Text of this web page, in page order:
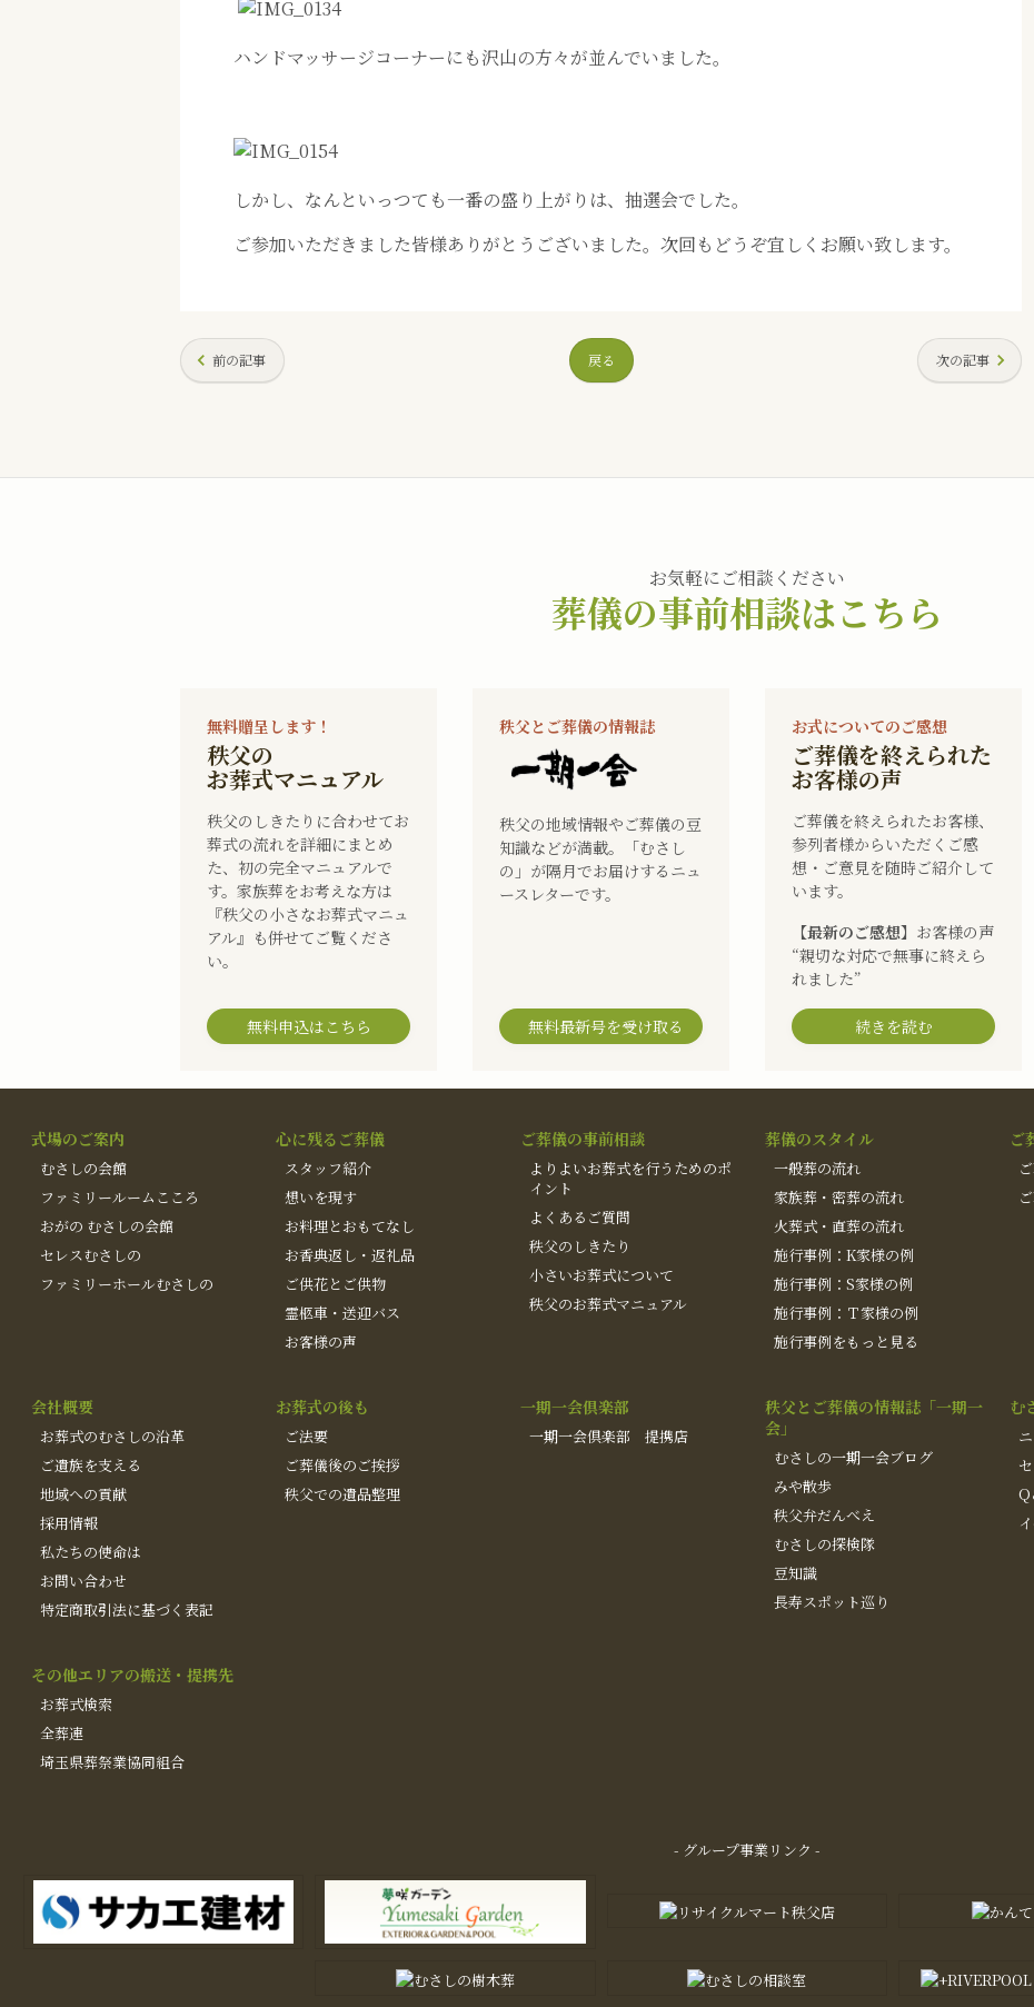
ハンドマッサージコーナーにも沢山の方々が並んでいました。
しかし、なんといっつても一番の盛り上がりは、抽選会でした。
ご参加いただきました皆様ありがとうございました。次回もどうぞ宜しくお願い致します。
前の記事 戻る 次の記事
お気軽にご相談ください
葬儀の事前相談はこちら
無料贈呈します！
秩父の
お葬式マニュアル
秩父のしきたりに合わせてお
葬式の流れを詳細にまとめ
た、初の完全マニュアルで
す。家族葬をお考えな方は
『秩父の小さなお葬式マニュ
アル』も併せてご覧くださ
い。
無料申込はこちら
秩父とご葬儀の情報誌
秩父の地域情報やご葬儀の豆
知識などが満載。「むさし
の」が隔月でお届けするニュ
ースレターです。
無料最新号を受け取る
お式についてのご感想
ご葬儀を終えられた
お客様の声
ご葬儀を終えられたお客様、
参列者様からいただくご感
想・ご意見を随時ご紹介して
います。
【最新のご感想】 お客様の声
“親切な対応で無事に終えら
れました”
続きを読む
式場のご案内
むさしの会館
ファミリールームこころ
おがの むさしの会館
セレスむさしの
ファミリーホールむさしの
心に残るご葬儀
スタッフ紹介
想いを現す
お料理とおもてなし
お香典返し・返礼品
ご供花とご供物
霊柩車・送迎バス
お客様の声
ご葬儀の事前相談
よりよいお葬式を行うためのポ
イント
よくあるご質問
秩父のしきたり
小さいお葬式について
秩父のお葬式マニュアル
葬儀のスタイル
一般葬の流れ
家族葬・密葬の流れ
火葬式・直葬の流れ
施行事例：K家様の例
施行事例：S家様の例
施行事例：Ｔ家様の例
施行事例をもっと見る
ご
会社概要
お葬式のむさしの沿革
ご遺族を支える
地域への貢献
採用情報
私たちの使命は
お問い合わせ
特定商取引法に基づく表記
お葬式の後も
ご法要
ご葬儀後のご挨拶
秩父での遺品整理
一期一会倶楽部
一期一会倶楽部 提携店
秩父とご葬儀の情報誌「一期一
会」
むさしの一期一会ブログ
みや散歩
秩父弁だんべえ
むさしの探検隊
豆知識
長寿スポット巡り
む
Q
その他エリアの搬送・提携先
お葬式検索
全葬連
埼玉県葬祭業協同組合
- グループ事業リンク -